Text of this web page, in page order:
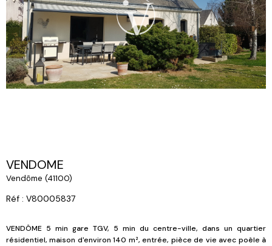
VENDOME
Vendôme (41100)
Réf : V80005837
VENDÔME 5 min gare TGV, 5 min du centre-ville, dans un quartier
résidentiel, maison d'environ 140 m², entrée, pièce de vie avec poêle à